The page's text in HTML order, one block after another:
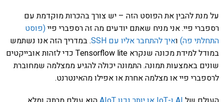
על מנת להבין את הפוסט הזה – יש צורך בהכרות מוקדמת עם
רספברי פיי. אני מניח שאתם יודעים מה זה רספברי פיי(פוסט
התחלתי פה) ואיך להתחבר אליו עם SSH
. במדריך הזה אנו נשתמש
במודל למידת מכונה שנקרא Tensorflow lite כדי לזהות אובייקטים
שונים באמצעות תמונה. התמונה יכולה להגיע ממצלמה שמחוברת
לרספברי פיי או מצלמה אחרת או אפילו מהאינטרנט.